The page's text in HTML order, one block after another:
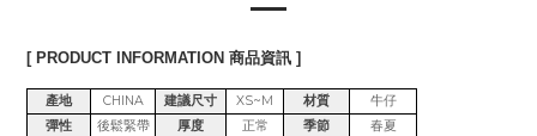
[ PRODUCT INFORMATION 商品資訊 ]
產地 CHINA 建議尺寸 XS~M 材質
牛仔
彈性
後鬆緊帶 厚度 正常 季節
春夏